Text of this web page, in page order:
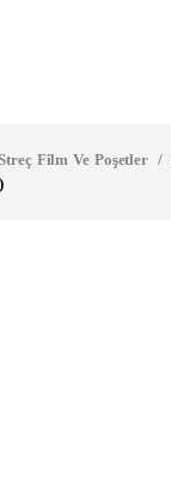
Film Ve Poşetler /